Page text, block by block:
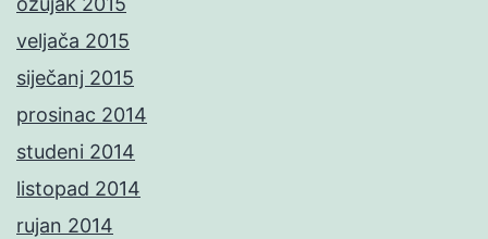
veljača 2015
siječanj 2015
prosinac 2014
studeni 2014
listopad 2014
rujan 2014